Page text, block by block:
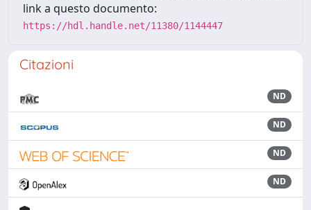
link a questo documento:
https://hdl.handle.net/11380/1144447
Citazioni
ND
ND
ND
ND